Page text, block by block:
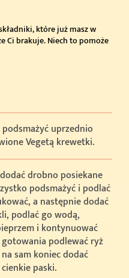
które już masz w
Ci brakuje. Niech to pomoże
uprzednio
Vegetą krewetki.
drobno posiekane
podsmażyć i podlać
a następnie dodać
podlać go wodą,
i kontynuować
podlewać ryż
sam koniec dodać
paski.